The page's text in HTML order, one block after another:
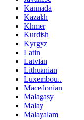
Kannada
Kazakh
Khmer
Kurdish
Kyrgyz
Latin
Latvian
Lithuanian
Luxembou..
Macedonian
Malagasy
Malay
Malayalam